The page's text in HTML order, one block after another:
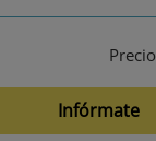
Precio
Infórmate